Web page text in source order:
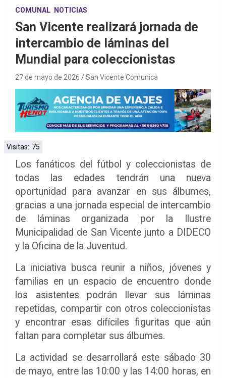
COMUNAL NOTICIAS
San Vicente realizará jornada de
intercambio de láminas del
Mundial para coleccionistas
27 de mayo de 2026 San Vicente Comunica
Visitas: 75
Los fanáticos del fútbol y coleccionistas de
todas las edades tendrán una nueva
oportunidad para avanzar en sus álbumes,
gracias a una jornada especial de intercambio
de láminas organizada por la Ilustre
Municipalidad de San Vicente junto a DIDECO
y la Oficina de la Juventud.
La iniciativa busca reunir a niños, jóvenes y
familias en un espacio de encuentro donde
los asistentes podrán llevar sus láminas
repetidas, compartir con otros coleccionistas
y encontrar esas difíciles figuritas que aún
faltan para completar sus álbumes.
La actividad se desarrollará este sábado 30
de mayo, entre las 10:00 y las 14:00 horas, en